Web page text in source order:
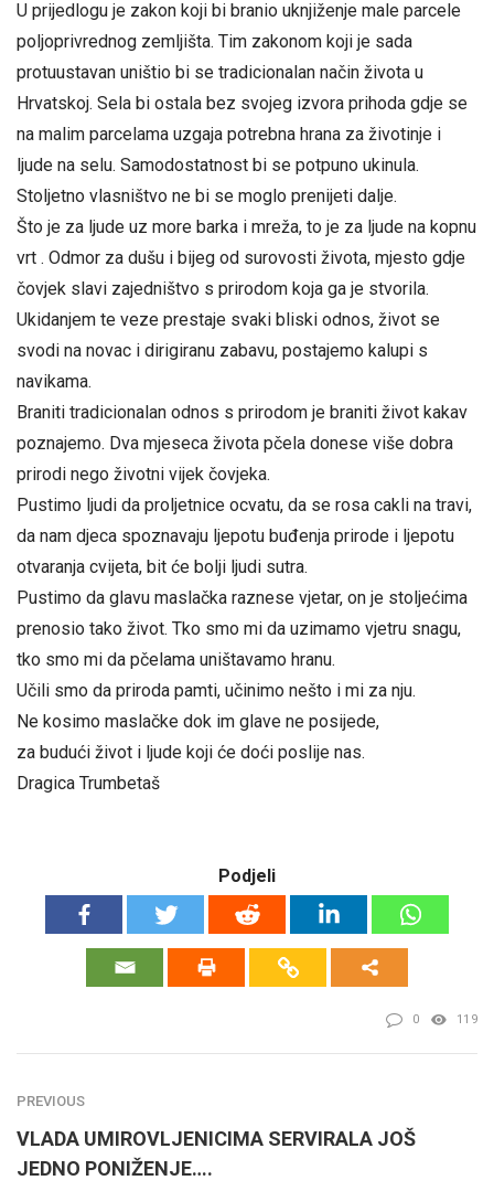
U prijedlogu je zakon koji bi branio uknjiženje male parcele
poljoprivrednog zemljišta. Tim zakonom koji je sada
protuustavan uništio bi se tradicionalan način života u
Hrvatskoj. Sela bi ostala bez svojeg izvora prihoda gdje se
na malim parcelama uzgaja potrebna hrana za životinje i
ljude na selu. Samodostatnost bi se potpuno ukinula.
Stoljetno vlasništvo ne bi se moglo prenijeti dalje.
Što je za ljude uz more barka i mreža, to je za ljude na kopnu
vrt . Odmor za dušu i bijeg od surovosti života, mjesto gdje
čovjek slavi zajedništvo s prirodom koja ga je stvorila.
Ukidanjem te veze prestaje svaki bliski odnos, život se
svodi na novac i dirigiranu zabavu, postajemo kalupi s
navikama.
Braniti tradicionalan odnos s prirodom je braniti život kakav
poznajemo. Dva mjeseca života pčela donese više dobra
prirodi nego životni vijek čovjeka.
Pustimo ljudi da proljetnice ocvatu, da se rosa cakli na travi,
da nam djeca spoznavaju ljepotu buđenja prirode i ljepotu
otvaranja cvijeta, bit će bolji ljudi sutra.
Pustimo da glavu maslačka raznese vjetar, on je stoljećima
prenosio tako život. Tko smo mi da uzimamo vjetru snagu,
tko smo mi da pčelama uništavamo hranu.
Učili smo da priroda pamti, učinimo nešto i mi za nju.
Ne kosimo maslačke dok im glave ne posijede,
za budući život i ljude koji će doći poslije nas.
Dragica Trumbetaš
Podjeli
0 119
PREVIOUS
VLADA UMIROVLJENICIMA SERVIRALA JOŠ
JEDNO PONIŽENJE….